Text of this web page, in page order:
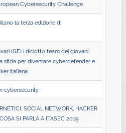
Cybersecurity Challenge
la terza edizione di
(GE) i diciotto team dei giovani
sfida per diventare cyberdefender e
italiana
cybersecurity
SOCIAL NETWORK, HACKER
SI PARLA A ITASEC 2019